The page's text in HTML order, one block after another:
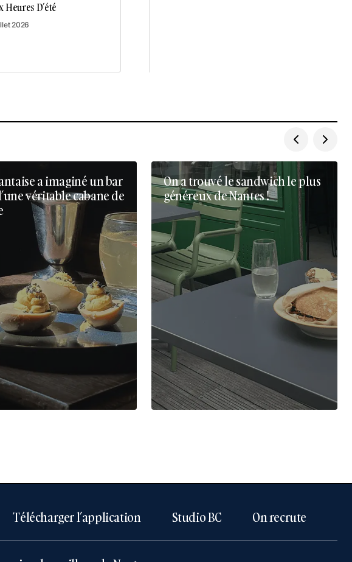
Heures D’été
2026
a imaginé un bar
véritable cabane de
On a trouvé le sandwich le plus
généreux de Nantes !
Télécharger l’application Studio BC On recrute